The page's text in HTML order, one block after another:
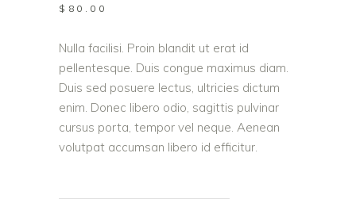
$ 80.00
Nulla facilisi. Proin blandit ut erat id
pellentesque. Duis congue maximus diam.
Duis sed posuere lectus, ultricies dictum
enim. Donec libero odio, sagittis pulvinar
cursus porta, tempor vel neque. Aenean
volutpat accumsan libero id efficitur.